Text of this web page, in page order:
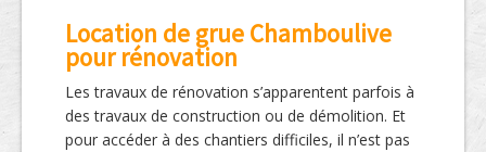
Location de grue Chamboulive
pour rénovation
Les travaux de rénovation s’apparentent parfois à
des travaux de construction ou de démolition. Et
pour accéder à des chantiers difficiles, il n’est pas